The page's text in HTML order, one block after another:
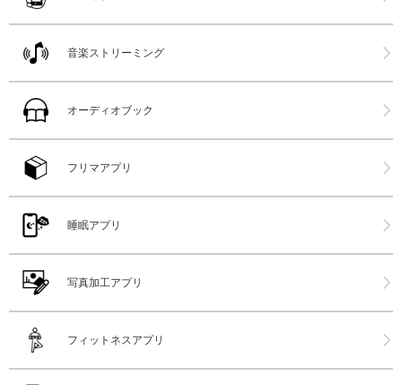
音楽ストリーミング
オーディオブック
フリマアプリ
睡眠アプリ
写真加工アプリ
フィットネスアプリ